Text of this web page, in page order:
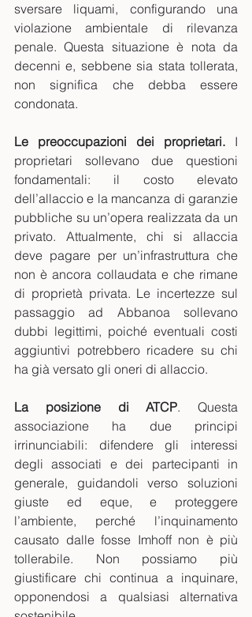
sversare liquami, configurando una
violazione ambientale di rilevanza
penale. Questa situazione è nota da
decenni e, sebbene sia stata tollerata,
non significa che debba essere
condonata.
Le preoccupazioni dei proprietari. I
proprietari sollevano due questioni
fondamentali: il costo elevato
dell’allaccio e la mancanza di garanzie
pubbliche su un’opera realizzata da un
privato. Attualmente, chi si allaccia
deve pagare per un’infrastruttura che
non è ancora collaudata e che rimane
di proprietà privata. Le incertezze sul
passaggio ad Abbanoa sollevano
dubbi legittimi, poiché eventuali costi
aggiuntivi potrebbero ricadere su chi
ha già versato gli oneri di allaccio.
La posizione di ATCP. Questa
associazione ha due principi
irrinunciabili: difendere gli interessi
degli associati e dei partecipanti in
generale, guidandoli verso soluzioni
giuste ed eque, e proteggere
l’ambiente, perché l’inquinamento
causato dalle fosse Imhoff non è più
tollerabile. Non possiamo più
giustificare chi continua a inquinare,
opponendosi a qualsiasi alternativa